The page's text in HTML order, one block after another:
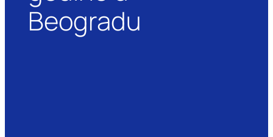
Beogradu